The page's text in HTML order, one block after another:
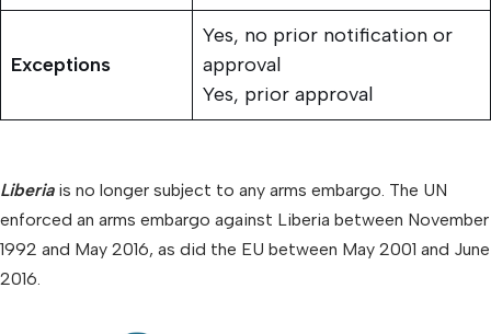
Exceptions
Yes, no prior notification or
approval
Yes, prior approval
Liberiais no longer subject to any arms embargo. The UN
enforced an arms embargo against Liberia between November
1992 and May 2016, as did the EU between May 2001 and June
2016.